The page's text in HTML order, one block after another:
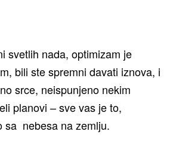
svetlih nada, optimizam je
bili ste spremni davati iznova, i
srce, neispunjeno nekim
planovi – sve vas je to,
sa nebesa na zemlju.